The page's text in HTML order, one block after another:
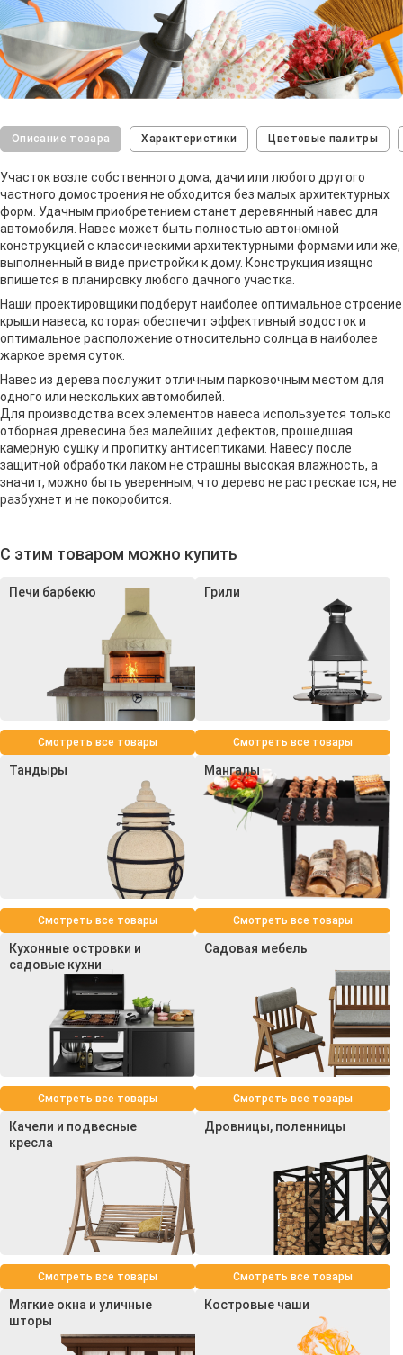
Описание товара Характеристики Цветовые палитры
Участок возле собственного дома, дачи или любого другого
частного домостроения не обходится без малых архитектурных
форм. Удачным приобретением станет деревянный навес для
автомобиля. Навес может быть полностью автономной
конструкцией с классическими архитектурными формами или же,
выполненный в виде пристройки к дому. Конструкция изящно
впишется в планировку любого дачного участка.
Наши проектировщики подберут наиболее оптимальное строение
крыши навеса, которая обеспечит эффективный водосток и
оптимальное расположение относительно солнца в наиболее
жаркое время суток.
Навес из дерева послужит отличным парковочным местом для
одного или нескольких автомобилей.
Для производства всех элементов навеса используется только
отборная древесина без малейших дефектов, прошедшая
камерную сушку и пропитку антисептиками. Навесу после
защитной обработки лаком не страшны высокая влажность, а
значит, можно быть уверенным, что дерево не растрескается, не
разбухнет и не покоробится.
С этим товаром можно купить
Печи барбекю
Смотреть все товары
Грили
Смотреть все товары
Тандыры
Смотреть все товары
Мангалы
Смотреть все товары
Кухонные островки и
садовые кухни
Смотреть все товары
Садовая мебель
Смотреть все товары
Качели и подвесные
кресла
Смотреть все товары
Дровницы, поленницы
Смотреть все товары
Мягкие окна и уличные
шторы
Костровые чаши